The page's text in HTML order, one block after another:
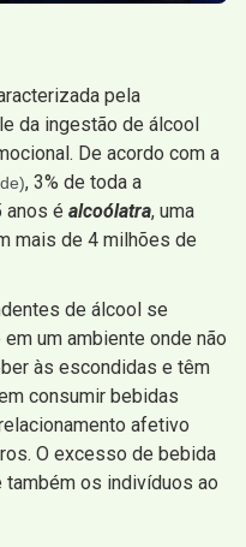
pela
da ingestão de álcool
De acordo com a
, 3% de toda a
anos é alcoólatra, uma
mais de 4 milhões de
de álcool se
um ambiente onde não
às escondidas e têm
consumir bebidas
afetivo
O excesso de bebida
os indivíduos ao